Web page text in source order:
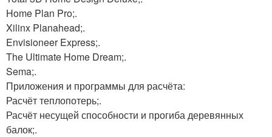
Home Plan Pro;.
Xilinx Planahead;.
Envisioneer Express;.
The Ultimate Home Dream;.
Sema;.
Приложения и программы для расчёта:
Расчёт теплопотерь;.
Расчёт несущей способности и прогиба деревянных
балок;.